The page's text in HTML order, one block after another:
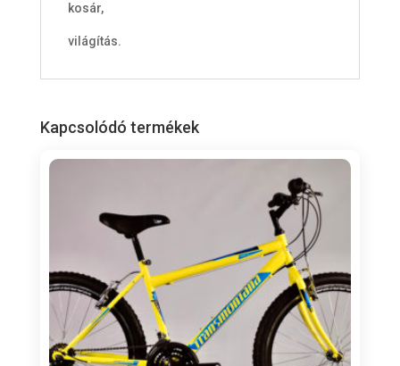
kosár,
világítás.
Kapcsolódó termékek